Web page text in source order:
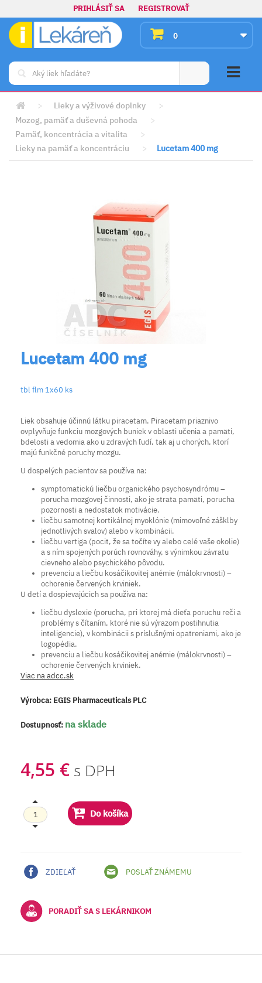
PRIHLÁSIŤ SA REGISTROVAŤ
0
> Lieky a výživové doplnky
>
Mozog, pamäť a duševná pohoda
>
Pamäť, koncentrácia a vitalita
>
Lieky na pamäť a koncentráciu
> Lucetam 400 mg
Lucetam 400 mg
tbl flm 1x60 ks
Liek obsahuje účinnú látku piracetam. Piracetam priaznivo
ovplyvňuje funkciu mozgových buniek v oblasti učenia a pamäti,
bdelosti a vedomia ako u zdravých ľudí, tak aj u chorých, ktorí
majú funkčné poruchy mozgu.
U dospelých pacientov sa používa na:
symptomatickú liečbu organického psychosyndrómu –
porucha mozgovej činnosti, ako je strata pamäti, porucha
pozornosti a nedostatok motivácie.
liečbu samotnej kortikálnej myoklónie (mimovoľné zášklby
jednotlivých svalov) alebo v kombinácii.
liečbu vertiga (pocit, že sa točíte vy alebo celé vaše okolie)
a s ním spojených porúch rovnováhy, s výnimkou závratu
cievneho alebo psychického pôvodu.
prevenciu a liečbu kosáčikovitej anémie (málokrvnosti) –
ochorenie červených krviniek.
U detí a dospievajúcich sa používa na:
liečbu dyslexie (porucha, pri ktorej má dieťa poruchu reči a
problémy s čítaním, ktoré nie sú výrazom postihnutia
inteligencie), v kombinácii s príslušnými opatreniami, ako je
logopédia.
prevenciu a liečbu kosáčikovitej anémie (málokrvnosti) –
ochorenie červených krviniek.
Viac na adcc.sk
Výrobca: EGIS Pharmaceuticals PLC
Dostupnosť: na sklade
4,55 € s DPH
Do košíka
ZDIEĽAŤ POSLAŤ ZNÁMEMU
PORADIŤ SA S LEKÁRNIKOM